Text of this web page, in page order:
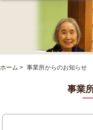
ホーム > 事業所からのお知らせ
事業